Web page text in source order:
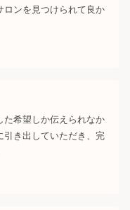
ンを見つけられて良か
た希望しか伝えられなか
引き出していただき、完